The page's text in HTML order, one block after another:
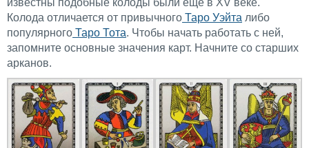
известны подобные колоды были еще в ХV веке.
Колода отличается от привычного Таро Уэйта либо
популярного Таро Тота. Чтобы начать работать с ней,
запомните основные значения карт. Начните со старших
арканов.